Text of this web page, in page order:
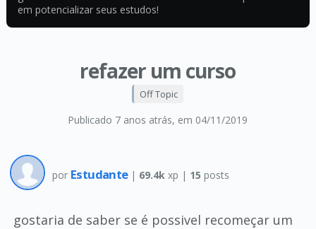
em potencializar seus estudos!
refazer um curso
Publicado 7 anos atrás, em 04/11/2019
Off Topic
por Estudante | 69.4k xp | 15 posts
gostaria de saber se é possivel recomeçar um